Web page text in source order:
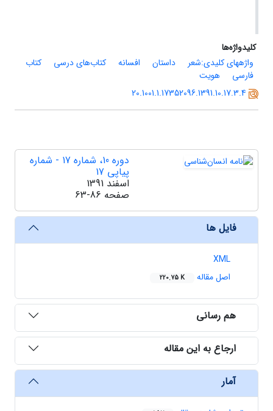
کلیدواژه‌ها
واژه­های کلیدی:شعر
داستان افسانه کتاب‌های درسی
کتاب
فارسی
هویت
20.1001.1.17352096.1391.10.17.3.4
دوره 10، شماره 17 - شماره
پیاپی 17
اسفند 1391
صفحه 63-86
فایل ها
XML
اصل مقاله
220.75 K
هم رسانی
ارجاع به این مقاله
آمار